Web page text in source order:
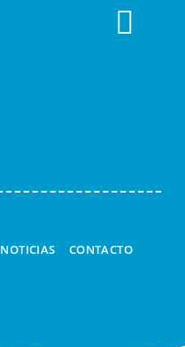
NOTICIAS CONTACTO